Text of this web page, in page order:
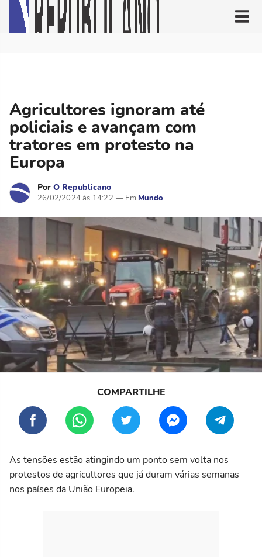
Agricultores ignoram até
policiais e avançam com
tratores em protesto na
Europa
Por O Republicano
26/02/2024 às 14:22 Mundo
As tensões estão atingindo um ponto sem volta nos
protestos de agricultores que já duram várias semanas
nos países da União Europeia.